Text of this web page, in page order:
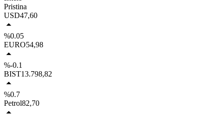
Pristina
USD47,60
%0.05
EURO54,98
%-0.1
BIST13.798,82
%0.7
Petrol82,70